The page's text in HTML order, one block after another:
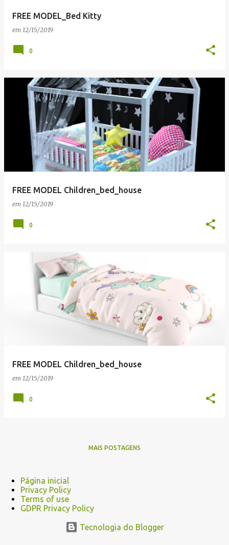
FREE MODEL_Bed Kitty
em 12/15/2019
0
FREE MODEL Children_bed_house
em 12/15/2019
0
FREE MODEL Children_bed_house
em 12/15/2019
0
MAIS POSTAGENS
Página inicial
Privacy Policy
Terms of use
GDPR Privacy Policy
Tecnologia do Blogger